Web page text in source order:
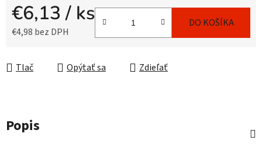
€6,13/ ks
€4,98 bez DPH
DO KOŠÍKA
Tlač Opýtať sa Zdieľať
Popis